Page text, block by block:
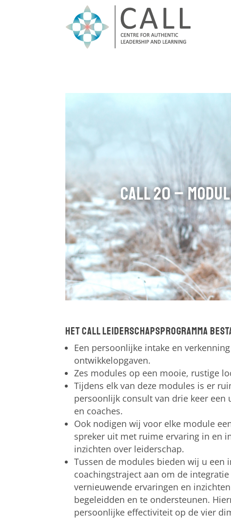
CALL 20 –
Het CALL leiderschapsprogramma
Een persoonlijke intake en
ontwikkelopgaven.
Zes modules op een mooie, rustige
Tijdens elk van deze modules is er
persoonlijk consult van drie keer een
en coaches.
Ook nodigen wij voor elke module
spreker uit met ruime ervaring in en
inzichten over leiderschap.
Tussen de modules bieden wij u een
coachingstraject aan om de
vernieuwende ervaringen en
begeleidden en te ondersteunen.
persoonlijke effectiviteit op de vier